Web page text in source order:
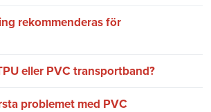
rekommenderas för
eller PVC transportband?
problemet med PVC